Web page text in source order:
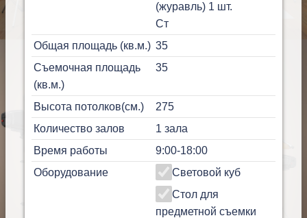
(журавль) 1 шт.
Ст
Общая площадь (кв.м.) 35
Съемочная площадь
(кв.м.)
35
Высота потолков(см.)
275
Количество залов
1 зала
Время работы
9:00-18:00
Оборудование
Световой куб
Стол для
предметной съемки